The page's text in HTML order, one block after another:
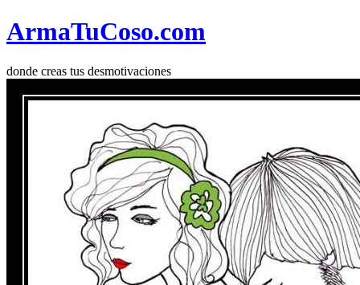
ArmaTuCoso.com
donde creas tus desmotivaciones